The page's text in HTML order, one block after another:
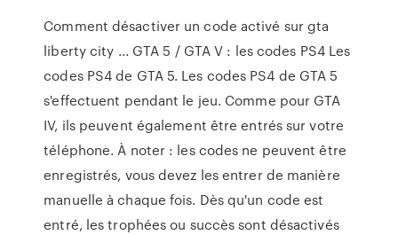
Comment désactiver un code activé sur gta
liberty city ... GTA 5 / GTA V : les codes PS4 Les
codes PS4 de GTA 5. Les codes PS4 de GTA 5
s'effectuent pendant le jeu. Comme pour GTA
IV, ils peuvent également être entrés sur votre
téléphone. À noter : les codes ne peuvent être
enregistrés, vous devez les entrer de manière
manuelle à chaque fois. Dès qu'un code est
entré, les trophées ou succès sont désactivés